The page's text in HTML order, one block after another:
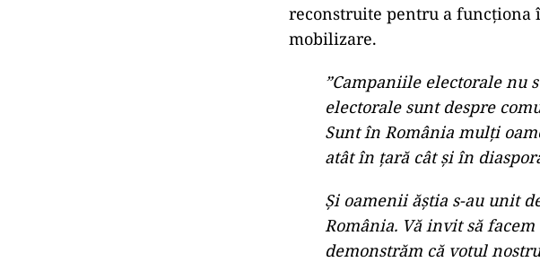
reconstruite pentru a funcționa
mobilizare.
”Campaniile electorale nu
electorale sunt despre
Sunt în România mulţi
atât în ţară cât şi în
Şi oamenii ăştia s-au unit
România. Vă invit să
demonstrăm că votul